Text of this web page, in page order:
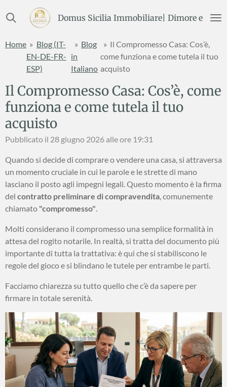
al
principale
Domus Sicilia Immobiliare| Dimore e
Home » Blog (IT-
EN-DE-FR-
ESP)
» Blog
in
Italiano
» Il Compromesso Casa: Cos’è,
come funziona e come tutela il tuo
acquisto
Il Compromesso Casa: Cos’è, come
funziona e come tutela il tuo
acquisto
Pubblicato il 28 giugno 2026 alle ore 19:31
Quando si decide di comprare o vendere una casa, si attraversa
un momento cruciale in cui le parole e le strette di mano
lasciano il posto agli impegni legali. Questo momento è la firma
del contratto preliminare di compravendita , comunemente
chiamato "compromesso"
Molti considerano il compromesso una semplice formalità in
attesa del rogito notarile. In realtà, si tratta del documento più
importante di tutta la trattativa: è qui che si stabiliscono le
regole del gioco e si blindano le tutele per entrambe le parti.
Facciamo chiarezza su tutto quello che c’è da sapere per
firmare in totale serenità.